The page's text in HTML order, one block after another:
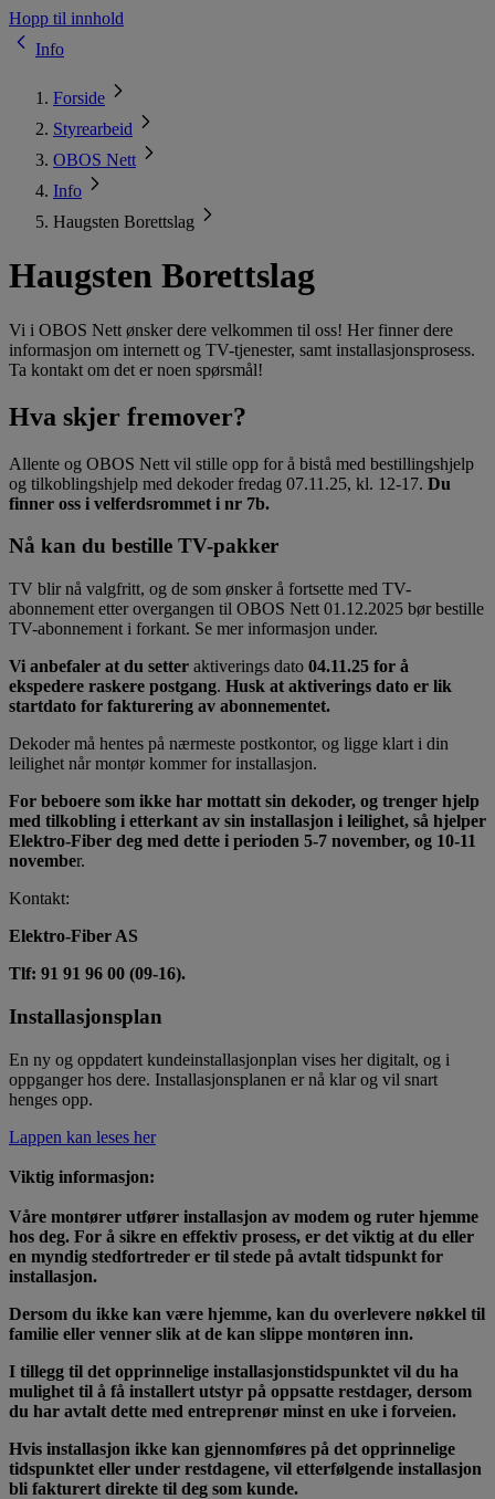
Hopp til innhold
Info
Forside
Styrearbeid
OBOS Nett
Info
Haugsten Borettslag
Haugsten Borettslag
Vi i OBOS Nett ønsker dere velkommen til oss! Her finner dere
informasjon om internett og TV-tjenester, samt installasjonsprosess.
Ta kontakt om det er noen spørsmål!
Hva skjer fremover?
Allente og OBOS Nett vil stille opp for å bistå med bestillingshjelp
og tilkoblingshjelp med dekoder fredag 07.11.25, kl. 12-17. Du
finner oss i velferdsrommet i nr 7b.
Nå kan du bestille TV-pakker
TV blir nå valgfritt, og de som ønsker å fortsette med TV-
abonnement etter overgangen til OBOS Nett 01.12.2025 bør bestille
TV-abonnement i forkant. Se mer informasjon under.
Vi anbefaler at du setter aktiverings dato 04.11.25 for å
ekspedere raskere postgang. Husk at aktiverings dato er lik
startdato for fakturering av abonnementet.
Dekoder må hentes på nærmeste postkontor, og ligge klart i din
leilighet når montør kommer for installasjon.
For beboere som ikke har mottatt sin dekoder, og trenger hjelp
med tilkobling i etterkant av sin installasjon i leilighet, så hjelper
Elektro-Fiber deg med dette i perioden 5-7 november, og 10-11
november.
Kontakt:
Elektro-Fiber AS
Tlf: 91 91 96 00 (09-16).
Installasjonsplan
En ny og oppdatert kundeinstallasjonplan vises her digitalt, og i
oppganger hos dere. Installasjonsplanen er nå klar og vil snart
henges opp.
Lappen kan leses her
Viktig informasjon:
Våre montører utfører installasjon av modem og ruter hjemme
hos deg. For å sikre en effektiv prosess, er det viktig at du eller
en myndig stedfortreder er til stede på avtalt tidspunkt for
installasjon.
Dersom du ikke kan være hjemme, kan du overlevere nøkkel til
familie eller venner slik at de kan slippe montøren inn.
I tillegg til det opprinnelige installasjonstidspunktet vil du ha
mulighet til å få installert utstyr på oppsatte restdager, dersom
du har avtalt dette med entreprenør minst en uke i forveien.
Hvis installasjon ikke kan gjennomføres på det opprinnelige
tidspunktet eller under restdagene, vil etterfølgende installasjon
bli fakturert direkte til deg som kunde.